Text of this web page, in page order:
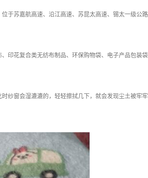
苏嘉航高速、沿江高速、苏昆太高速、锡太一级公
印花复合类无纺布制品、环保购物袋、电子产品包装
纱窗会湿漉漉的，轻轻擦拭几下，就会发现尘土被牢